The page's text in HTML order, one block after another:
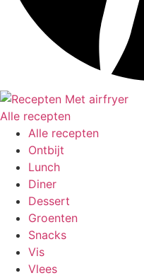
Alle recepten
Alle recepten
Ontbijt
Lunch
Diner
Dessert
Groenten
Snacks
Vis
Vlees